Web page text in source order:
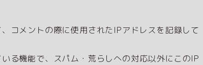
コメントの際に使用されたIPアドレスを記録して
る機能で、スパム・荒らしへの対応以外にこのIP